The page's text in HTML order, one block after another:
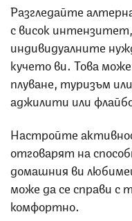
Разгледайте
с висок
индивидуалните
кучето ви. Това
плуване, туризъм
аджилити или
Настройте
отговарят на
домашния ви
може да се справи с
комфортно.